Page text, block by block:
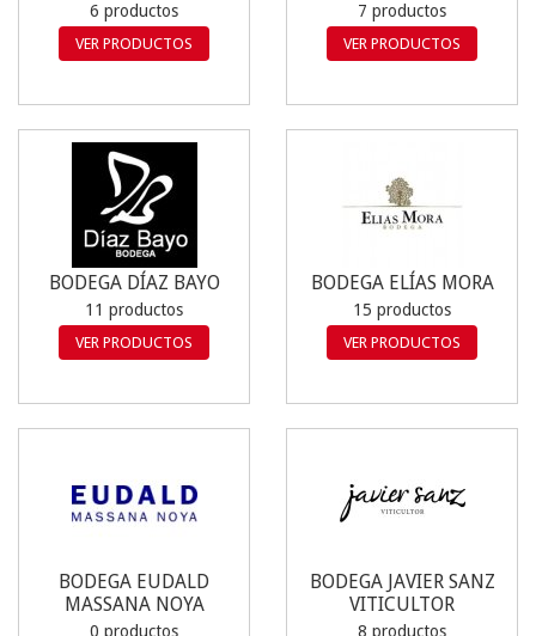
6 productos
VER PRODUCTOS
7 productos
VER PRODUCTOS
BODEGA DÍAZ BAYO
11 productos
VER PRODUCTOS
BODEGA ELÍAS MORA
15 productos
VER PRODUCTOS
BODEGA EUDALD
MASSANA NOYA
0 productos
BODEGA JAVIER SANZ
VITICULTOR
8 productos